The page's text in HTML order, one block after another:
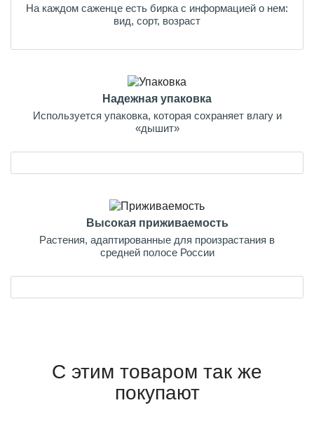
На каждом саженце есть бирка с информацией о нем:
вид, сорт, возраст
Надежная упаковка
Используется упаковка, которая сохраняет влагу и
«дышит»
Высокая приживаемость
Растения, адаптированные для произрастания в
средней полосе России
С этим товаром так же
покупают